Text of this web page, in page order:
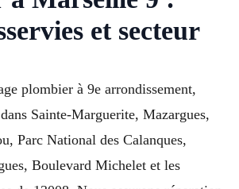
et secteur
plombier à 9e arrondissement,
Sainte-Marguerite, Mazargues,
Parc National des Calanques,
Boulevard Michelet et les